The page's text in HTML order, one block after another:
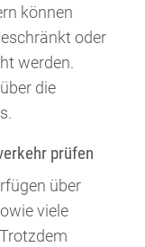
können
oder
werden.
die
prüfen
über
viele